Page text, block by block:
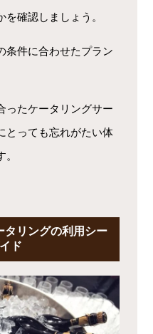
確認しましょう。
条件に合わせたプラン
ったケータリングサー
とっても忘れがたい体
タリングの利用シー
ド